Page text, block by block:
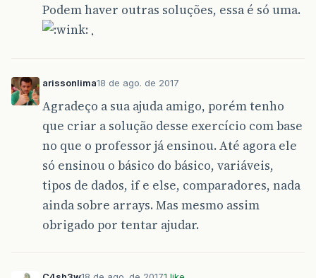
Podem haver outras soluções, essa é só uma.
.
arissonlima18 de ago. de 2017
Agradeço a sua ajuda amigo, porém tenho
que criar a solução desse exercício com base
no que o professor já ensinou. Até agora ele
só ensinou o básico do básico, variáveis,
tipos de dados, if e else, comparadores, nada
ainda sobre arrays. Mas mesmo assim
obrigado por tentar ajudar.